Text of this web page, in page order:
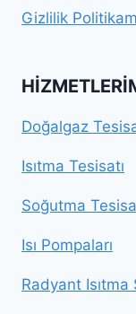
Gizlilik
Doğalgaz
Isıtma Tesisatı
Soğutma
Isı Pompaları
Radyant Isıtma